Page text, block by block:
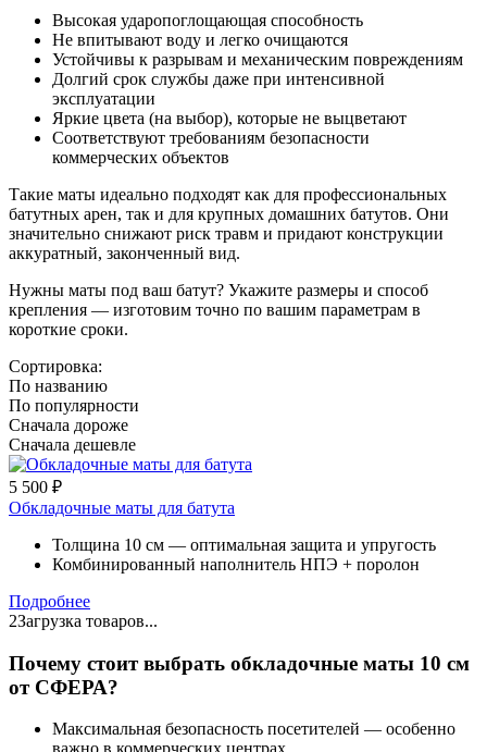
Высокая ударопоглощающая способность
Не впитывают воду и легко очищаются
Устойчивы к разрывам и механическим повреждениям
Долгий срок службы даже при интенсивной
эксплуатации
Яркие цвета (на выбор), которые не выцветают
Соответствуют требованиям безопасности
коммерческих объектов
Такие маты идеально подходят как для профессиональных
батутных арен, так и для крупных домашних батутов. Они
значительно снижают риск травм и придают конструкции
аккуратный, законченный вид.
Нужны маты под ваш батут? Укажите размеры и способ
крепления — изготовим точно по вашим параметрам в
короткие сроки.
Сортировка:
По названию
По популярности
Сначала дороже
Сначала дешевле
5 500 ₽
Обкладочные маты для батута
Толщина 10 см — оптимальная защита и упругость
Комбинированный наполнитель НПЭ + поролон
Подробнее
2Загрузка товаров...
Почему стоит выбрать обкладочные маты 10 см
от СФЕРА?
Максимальная безопасность посетителей — особенно